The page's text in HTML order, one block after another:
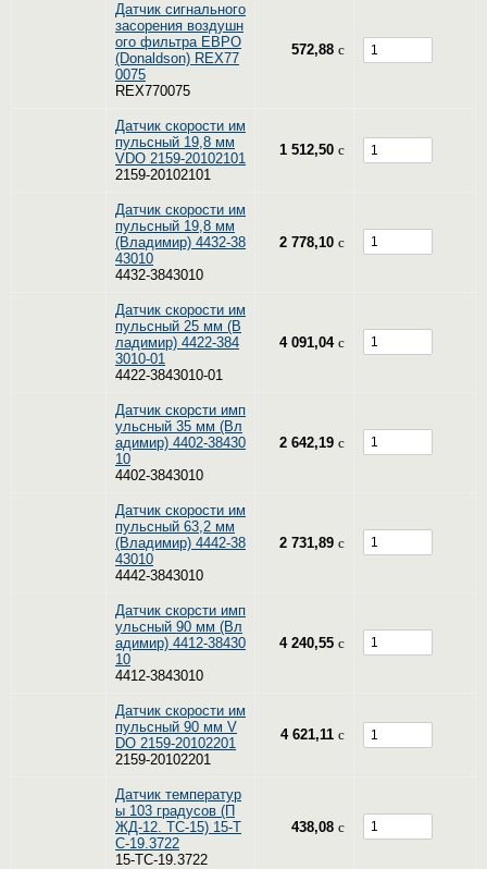
Датчик сигнального
засорения воздушн
ого фильтра ЕВРО
(Donaldson) REX77
0075
REX770075
572,88 c
Датчик скорости им
пульсный 19,8 мм
VDO 2159-20102101
2159-20102101
1 512,50 c
Датчик скорости им
пульсный 19,8 мм
(Владимир) 4432-38
43010
4432-3843010
2 778,10 c
Датчик скорости им
пульсный 25 мм (В
ладимир) 4422-384
3010-01
4422-3843010-01
4 091,04 c
Датчик скорсти имп
ульсный 35 мм (Вл
адимир) 4402-38430
10
4402-3843010
2 642,19 c
Датчик скорости им
пульсный 63,2 мм
(Владимир) 4442-38
43010
4442-3843010
2 731,89 c
Датчик скорсти имп
ульсный 90 мм (Вл
адимир) 4412-38430
10
4412-3843010
4 240,55 c
Датчик скорости им
пульсный 90 мм V
DO 2159-20102201
2159-20102201
4 621,11 c
Датчик температур
ы 103 градусов (П
ЖД-12. ТС-15) 15-Т
С-19.3722
15-ТС-19.3722
438,08 c